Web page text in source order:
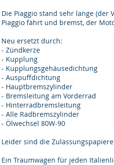
Die Piaggio stand sehr lange
Piaggio fährt und bremst, der
Neu ersetzt durch:
- Zündkerze
- Kupplung
- Kupplungsgehäusedichtung
- Auspuffdichtung
- Hauptbremszylinder
- Bremsleitung am Vorderrad
- Hinterradbremsleitung
- Alle Radbremszylinder
- Ölwechsel 80W-90
Leider sind die
Ein Traumwagen für jeden